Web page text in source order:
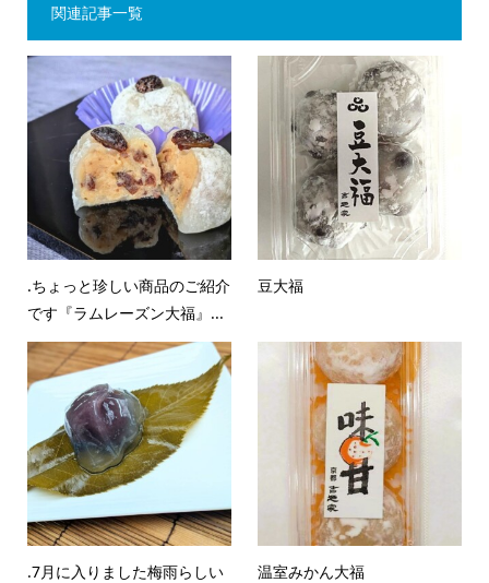
関連記事一覧
.ちょっと珍しい商品のご紹介
です『ラムレーズン大福』...
豆大福
.7月に入りました梅雨らしい
温室みかん大福